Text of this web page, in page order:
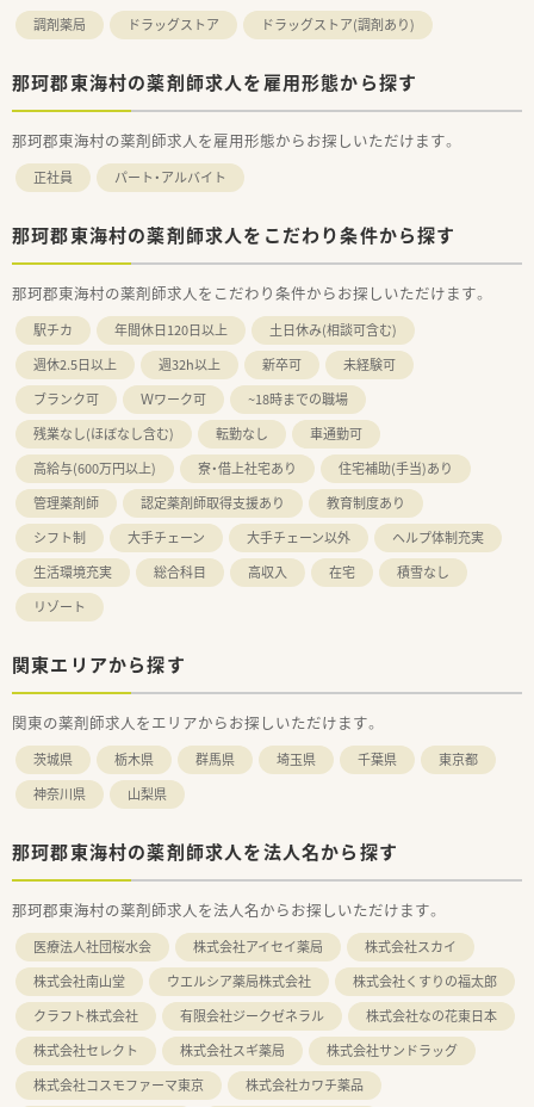
調剤薬局 ドラッグストア ドラッグストア(調剤あり)
那珂郡東海村の薬剤師求人を雇用形態から探す
那珂郡東海村の薬剤師求人を雇用形態からお探しいただけます。
正社員 パート・アルバイト
那珂郡東海村の薬剤師求人をこだわり条件から探す
那珂郡東海村の薬剤師求人をこだわり条件からお探しいただけます。
駅チカ 年間休日120日以上
土日休み(相談可含む)
週休2.5日以上
週32h以上 新卒可
未経験可
ブランク可
Ｗワーク可
~18時までの職場
残業なし(ほぼなし含む)
転勤なし
車通勤可
高給与(600万円以上)
寮・借上社宅あり
住宅補助(手当)あり
管理薬剤師
認定薬剤師取得支援あり
教育制度あり
シフト制
大手チェーン 大手チェーン以外
ヘルプ体制充実
生活環境充実
総合科目 高収入 在宅
積雪なし
リゾート
関東エリアから探す
関東の薬剤師求人をエリアからお探しいただけます。
茨城県 栃木県 群馬県 埼玉県 千葉県
東京都
神奈川県
山梨県
那珂郡東海村の薬剤師求人を法人名から探す
那珂郡東海村の薬剤師求人を法人名からお探しいただけます。
医療法人社団桜水会 株式会社アイセイ薬局
株式会社スカイ
株式会社南山堂
ウエルシア薬局株式会社
株式会社くすりの福太郎
クラフト株式会社
有限会社ジークゼネラル
株式会社なの花東日本
株式会社セレクト
株式会社スギ薬局
株式会社サンドラッグ
株式会社コスモファーマ東京
株式会社カワチ薬品